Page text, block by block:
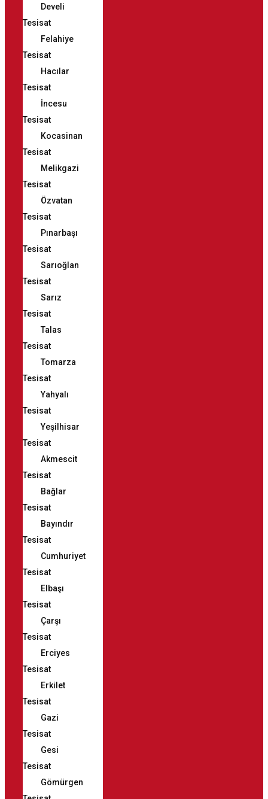
Develi
Tesisat
Felahiye
Tesisat
Hacılar
Tesisat
İncesu
Tesisat
Kocasinan
Tesisat
Melikgazi
Tesisat
Özvatan
Tesisat
Pınarbaşı
Tesisat
Sarıoğlan
Tesisat
Sarız
Tesisat
Talas
Tesisat
Tomarza
Tesisat
Yahyalı
Tesisat
Yeşilhisar
Tesisat
Akmescit
Tesisat
Bağlar
Tesisat
Bayındır
Tesisat
Cumhuriyet
Tesisat
Elbaşı
Tesisat
Çarşı
Tesisat
Erciyes
Tesisat
Erkilet
Tesisat
Gazi
Tesisat
Gesi
Tesisat
Gömürgen